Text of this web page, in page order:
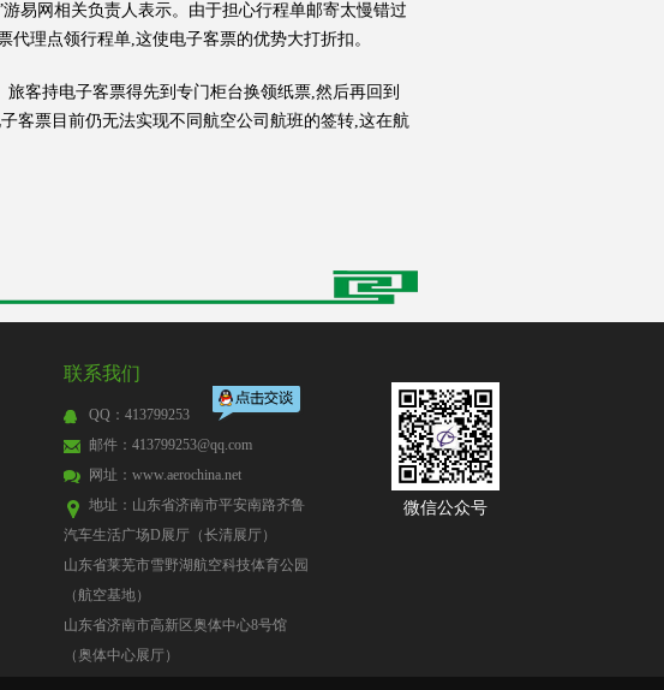
易网相关负责人表示。由于担心行程单邮寄太慢错过
理点领行程单,这使电子客票的优势大打折扣。
客持电子客票得先到专门柜台换领纸票,然后再回到
客票目前仍无法实现不同航空公司航班的签转,这在航
联系我们
QQ：413799253
邮件：413799253@qq.com
网址： www.aerochina.net
地址：山东省济南市平安南路齐鲁
汽车生活广场D展厅（长清展厅）
山东省莱芜市雪野湖航空科技体育公园
（航空基地）
山东省济南市高新区奥体中心8号馆
（奥体中心展厅）
微信公众号